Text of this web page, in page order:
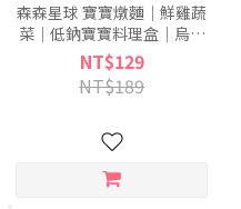
森森星球 寶寶燉麵｜鮮雞蔬
菜｜低鈉寶寶料理盒｜烏龍
麵系列｜單盒入｜適合1歲以
上｜冷凍
NT$129
NT$189